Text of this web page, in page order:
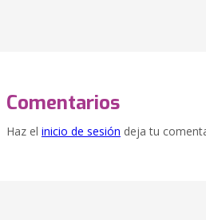
Comentarios
Haz el inicio de sesión deja tu